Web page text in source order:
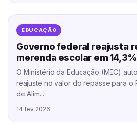
EDUCAÇÃO
Governo federal reajusta
merenda escolar em
O Ministério da Educação (MEC)
reajuste no valor do repasse para o
de Alim...
14 fev 2026